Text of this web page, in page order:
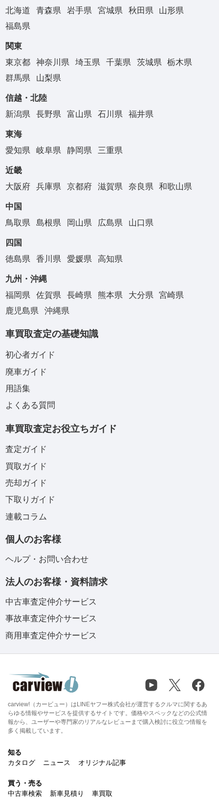
北海道
青森県 岩手県 宮城県 秋田県
山形県
福島県
関東
東京都
神奈川県 埼玉県 千葉県 茨城県
栃木県
群馬県
山梨県
信越・北陸
新潟県
長野県 富山県 石川県 福井県
東海
愛知県
岐阜県 静岡県 三重県
近畿
大阪府
兵庫県 京都府 滋賀県 奈良県 和歌山県
中国
鳥取県
島根県 岡山県 広島県 山口県
四国
徳島県
香川県 愛媛県 高知県
九州・沖縄
福岡県
佐賀県 長崎県 熊本県 大分県
宮崎県
鹿児島県
沖縄県
車買取査定の基礎知識
初心者ガイド
廃車ガイド
用語集
よくある質問
車買取査定お役立ちガイド
査定ガイド
買取ガイド
売却ガイド
下取りガイド
連載コラム
個人のお客様
ヘルプ・お問い合わせ
法人のお客様・資料請求
中古車査定仲介サービス
事故車査定仲介サービス
商用車査定仲介サービス
carview!（カービュー）はLINEヤフー株式会社が運営するクルマに関するあ
らゆる情報やサービスを提供するサイトです。価格やスペックなどの公式情
報から、ユーザーや専門家のリアルなレビューまで購入検討に役立つ情報を
多く掲載しています。
知る
カタログ
ニュース オリジナル記事
買う・売る
中古車検索
新車見積り 車買取